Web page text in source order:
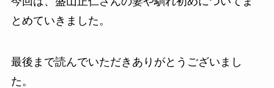
とめていきました。
最後まで読んでいただきありがとうございまし
た。